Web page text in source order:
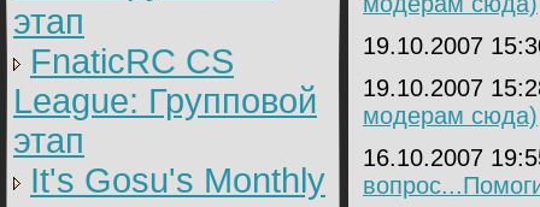
этап
FnaticRC CS
League: Групповой
этап
It's Gosu's Monthly
19.10.2007
19.10.2007
модерам сюда)
16.10.2007